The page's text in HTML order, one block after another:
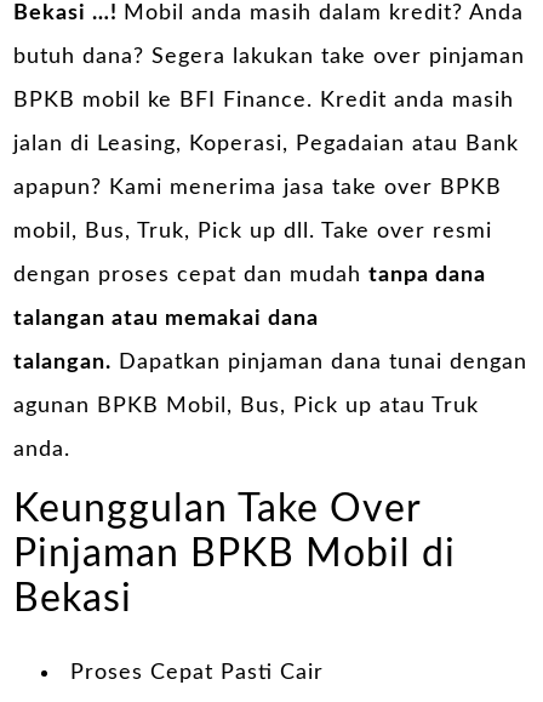
Bekasi …! Mobil anda masih dalam kredit? Anda
butuh dana? Segera lakukan take over pinjaman
BPKB mobil ke BFI Finance. Kredit anda masih
jalan di Leasing, Koperasi, Pegadaian atau Bank
apapun? Kami menerima jasa take over BPKB
mobil, Bus, Truk, Pick up dll. Take over resmi
dengan proses cepat dan mudahtanpa dana
talangan atau memakai dana
talangan. Dapatkan pinjaman dana tunai dengan
agunan BPKB Mobil, Bus, Pick up atau Truk
anda.
Keunggulan Take Over
Pinjaman BPKB Mobil di
Bekasi
Proses Cepat Pasti Cair